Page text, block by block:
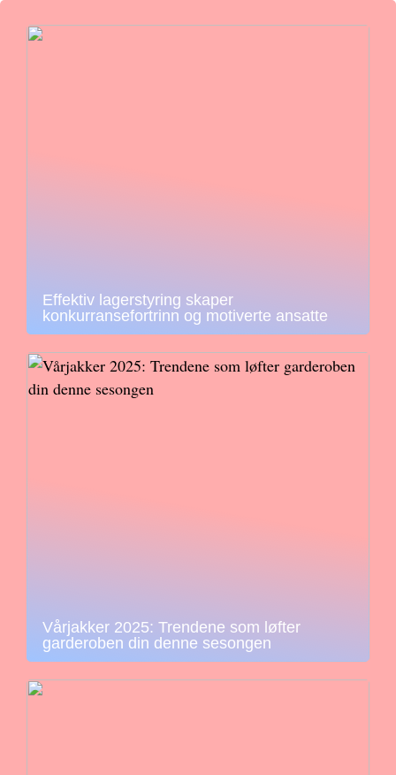
Effektiv lagerstyring skaper
konkurransefortrinn og motiverte ansatte
Vårjakker 2025: Trendene som løfter
garderoben din denne sesongen